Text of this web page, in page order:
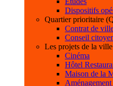
Dispositifs
Quartier prioritaire
Contrat de
Conseil
Les projets de la ville
Cinéma
Hôtel
Maison de la